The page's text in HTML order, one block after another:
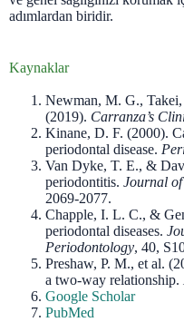
adımlardan biridir.
Kaynaklar
Newman, M. G.,
(2019). Carranza’s
Kinane, D. F. (2000).
periodontal disease.
Van Dyke, T. E., &
periodontitis. Journal
2069-2077.
Chapple, I. L. C., &
periodontal diseases.
Periodontology, 40,
Preshaw, P. M., et al.
a two-way relationship.
Google Scholar
PubMed